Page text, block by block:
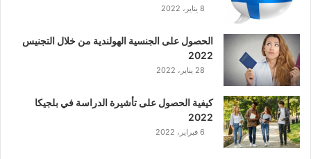
ر
ب
ي
ة
8 يناير، 2022
الحصول على الجنسية الهولندية من خلال التجنيس
2022
28 يناير، 2022
كيفية الحصول على تأشيرة الدراسة في بلجيكا
2022
6 فبراير، 2022